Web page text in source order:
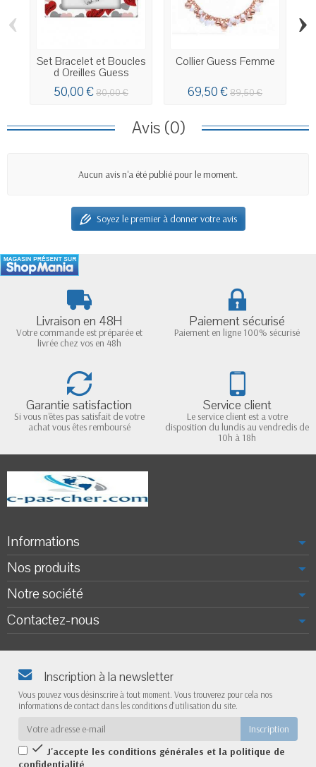
Set Bracelet et Boucles
d Oreilles Guess
50,00 €80,00 €
Collier Guess Femme
69,50 €89,50 €
‹ ›
Avis (0)
Aucun avis n'a été publié pour le moment.
Soyez le premier à donner votre avis
Livraison en 48H
Votre commande est préparée et
livrée chez vos en 48h
Paiement sécurisé
Paiement en ligne 100% sécurisé
Garantie satisfaction
Si vous n'êtes pas satisfait de votre
achat vous êtes remboursé
Service client
Le service client est a votre
disposition du lundis au vendredis de
10h à 18h
Informations
Nos produits
Notre société
Contactez-nous
Inscription à la newsletter
Vous pouvez vous désinscrire à tout moment. Vous trouverez pour cela nos
informations de contact dans les conditions d'utilisation du site.
 J'accepte les conditions générales et la politique de
confidentialité